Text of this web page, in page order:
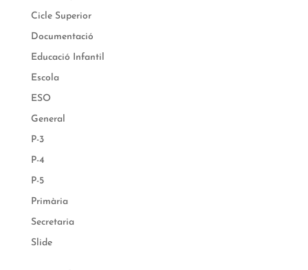
Cicle Superior
Documentació
Educació Infantil
Escola
ESO
General
P-3
P-4
P-5
Primària
Secretaria
Slide